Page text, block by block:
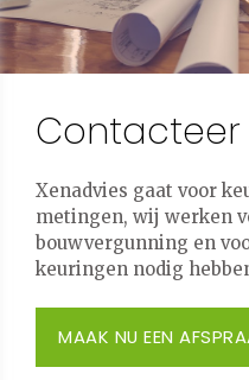
Contacteer
Xenadvies gaat voor
metingen, wij werken
bouwvergunning en
keuringen nodig
MAAK NU EEN